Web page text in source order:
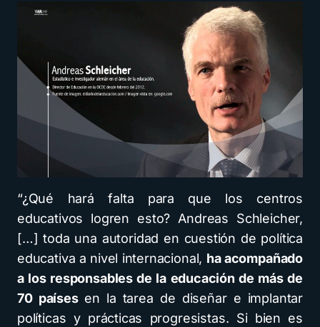
“¿Qué hará falta para que los centros
educativos logren esto? Andreas Schleicher,
[…] toda una autoridad en cuestión de política
educativa a nivel internacional, ha acompañado
a los responsables de la educación de más de
70 países en la tarea de diseñar e implantar
políticas y prácticas progresistas. Si bien es